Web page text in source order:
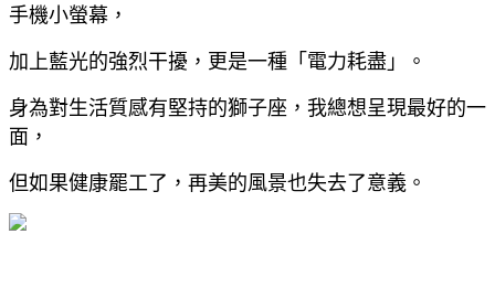
手機小螢幕，
加上藍光的強烈干擾， 更是一種「電力耗盡」。
身為對生活質感有堅持的獅子座，我總想呈現最好的一
面，
但如果健康罷工了，再美的風景也失去了意義。